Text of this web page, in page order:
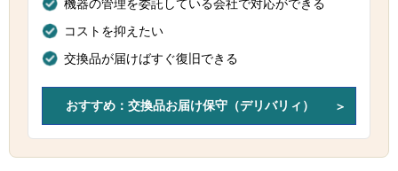
機器の管理を委託している会社で対応ができる
コストを抑えたい
交換品が届けばすぐ復旧できる
おすすめ：交換品お届け保守（デリバリィ）